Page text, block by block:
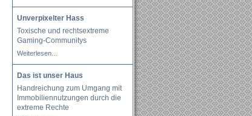
Unverpixelter Hass
Toxische und rechtsextreme
Gaming-Communitys
Weiterlesen...
Das ist unser Haus
Handreichung zum Umgang mit
Immobiliennutzungen durch die
extreme Rechte